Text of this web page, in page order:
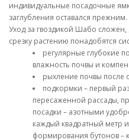
индивидуальные посадочные
заглубления оставался прежним.
Уход за гвоздикой Шабо сложен,
срезку растению понадобятся
регулярные глубокие
влажность почвы и
рыхление почвы после
подкормки – первый
пересаженной рассады,
посадки – азотными
каждый квадратный метр
формирования бутонов –